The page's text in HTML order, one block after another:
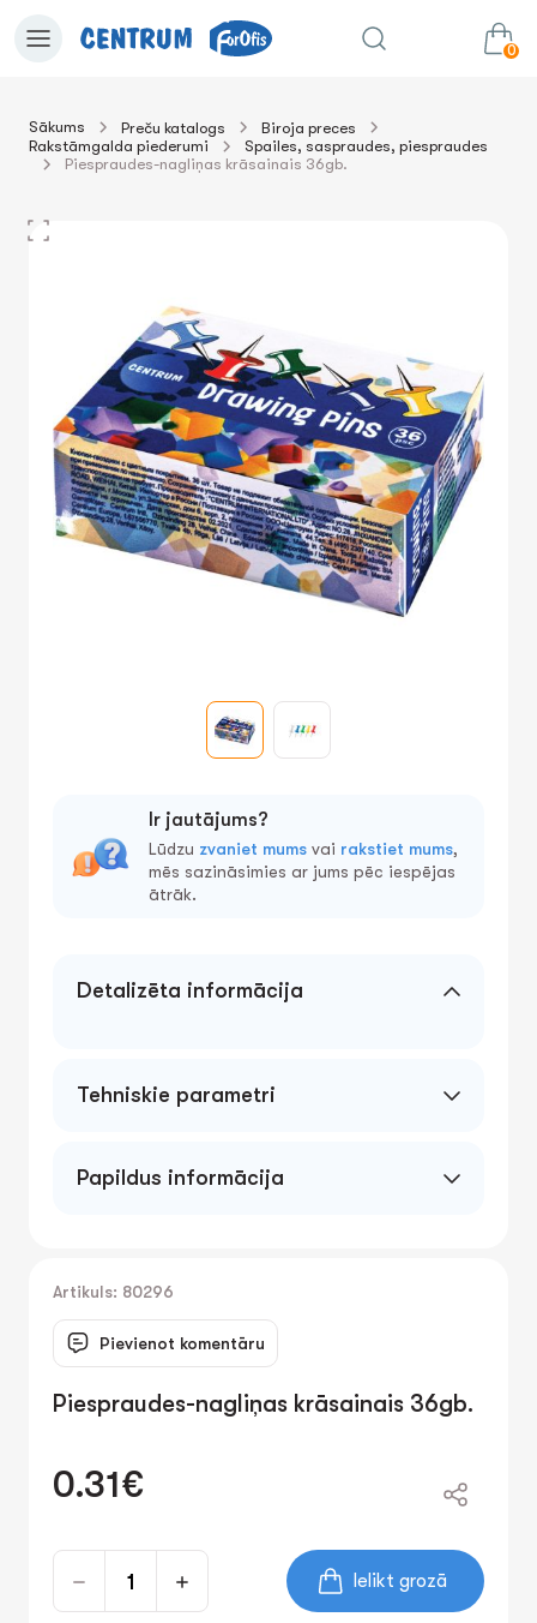
0
uz grozu Summa:0.00€
Sākums Preču katalogs
Biroja preces
Rakstāmgalda piederumi
Spailes, saspraudes, piespraudes
Piespraudes-nagliņas krāsainais 36gb.
Ir jautājums?
Lūdzu zvaniet mums vai rakstiet mums,
mēs sazināsimies ar jums pēc iespējas
ātrāk.
Detalizēta informācija
Tehniskie parametri
Papildus informācija
Artikuls: 80296
Pievienot komentāru
Piespraudes-nagliņas krāsainais 36gb.
0.31€
Ielikt grozā